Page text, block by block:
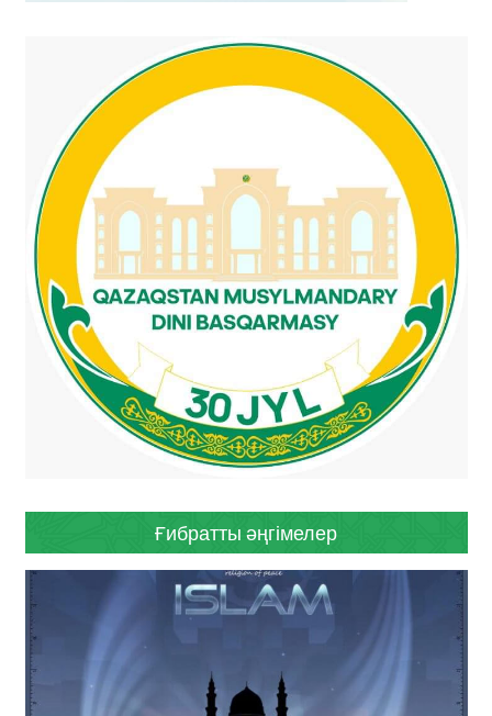
Ғибратты әңгімелер